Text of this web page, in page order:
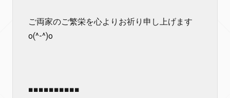
ご両家のご繁栄を心よりお祈り申し上げます
o(^-^)o
■■■■■■■■■■